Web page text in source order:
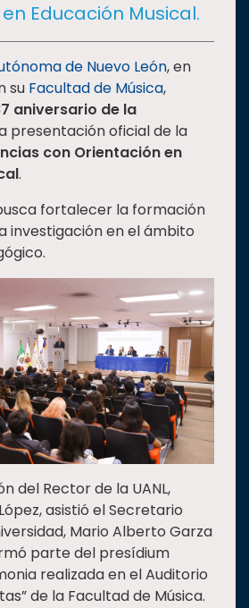
Educación Musical.
de Nuevo León, en
su Facultad de Música,
aniversario de la
presentación oficial de la
con Orientación en
.
fortalecer la formación
investigación en el ámbito
del Rector de la UANL,
asistió el Secretario
Mario Alberto Garza
parte del presídium
realizada en el Auditorio
de la Facultad de Música.